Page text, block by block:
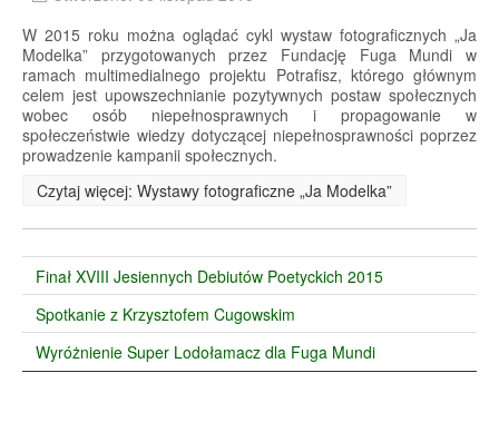
W 2015 roku można oglądać cykl wystaw fotograficznych „Ja
Modelka” przygotowanych przez Fundację Fuga Mundi w
ramach multimedialnego projektu Potrafisz, którego głównym
celem jest upowszechnianie pozytywnych postaw społecznych
wobec osób niepełnosprawnych i propagowanie w
społeczeństwie wiedzy dotyczącej niepełnosprawności poprzez
prowadzenie kampanii społecznych.
Czytaj więcej: Wystawy fotograficzne „Ja Modelka”
Finał XVIII Jesiennych Debiutów Poetyckich 2015
Spotkanie z Krzysztofem Cugowskim
Wyróżnienie Super Lodołamacz dla Fuga Mundi